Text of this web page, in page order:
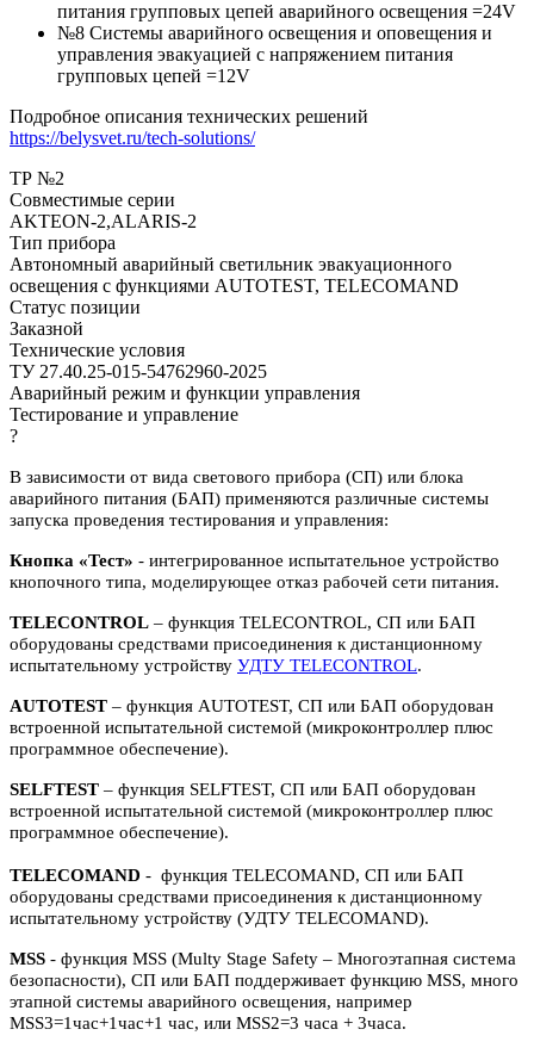
питания групповых цепей аварийного освещения =24V
№8 Системы аварийного освещения и оповещения и
управления эвакуацией с напряжением питания
групповых цепей =12V
Подробное описания технических решений
https://belysvet.ru/tech-solutions/
ТР №2
Совместимые серии
AKTEON-2,ALARIS-2
Тип прибора
Автономный аварийный светильник эвакуационного
освещения с функциями AUTOTEST, TELECOMAND
Статус позиции
Заказной
Технические условия
ТУ 27.40.25-015-54762960-2025
Аварийный режим и функции управления
Тестирование и управление
?
В зависимости от вида светового прибора (СП) или блока
аварийного питания (БАП) применяются различные системы
запуска проведения тестирования и управления:
Кнопка «Тест» - интегрированное испытательное устройство
кнопочного типа, моделирующее отказ рабочей сети питания.
TELECONTROL – функция TELECONTROL, СП или БАП
оборудованы средствами присоединения к дистанционному
испытательному устройству УДТУ TELECONTROL.
AUTOTEST – функция AUTOTEST, СП или БАП оборудован
встроенной испытательной системой (микроконтроллер плюс
программное обеспечение).
SELFTEST – функция SELFTEST, СП или БАП оборудован
встроенной испытательной системой (микроконтроллер плюс
программное обеспечение).
TELECOMAND - функция TELECOMAND, СП или БАП
оборудованы средствами присоединения к дистанционному
испытательному устройству (УДТУ TELECOMAND).
MSS - функция MSS (Multy Stage Safety – Многоэтапная система
безопасности), СП или БАП поддерживает функцию MSS, много
этапной системы аварийного освещения, например
MSS3=1час+1час+1 час, или MSS2=3 часа + 3часа.